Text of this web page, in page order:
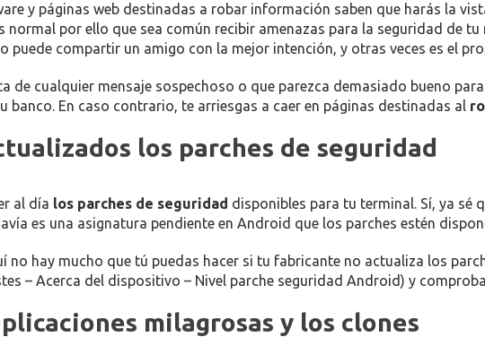
y páginas web destinadas a robar información saben que harás la
normal por ello que sea común recibir amenazas para la seguridad de tu
puede compartir un amigo con la mejor intención, y otras veces es el
de cualquier mensaje sospechoso o que parezca demasiado bueno
banco. En caso contrario, te arriesgas a caer en páginas destinadas al
los parches de seguridad
al día los parches de seguridad disponibles para tu terminal. Sí, ya sé
es una asignatura pendiente en Android que los parches estén
no hay mucho que tú puedas hacer si tu fabricante no actualiza los
– Acerca del dispositivo – Nivel parche seguridad Android) y
milagrosas y los clones